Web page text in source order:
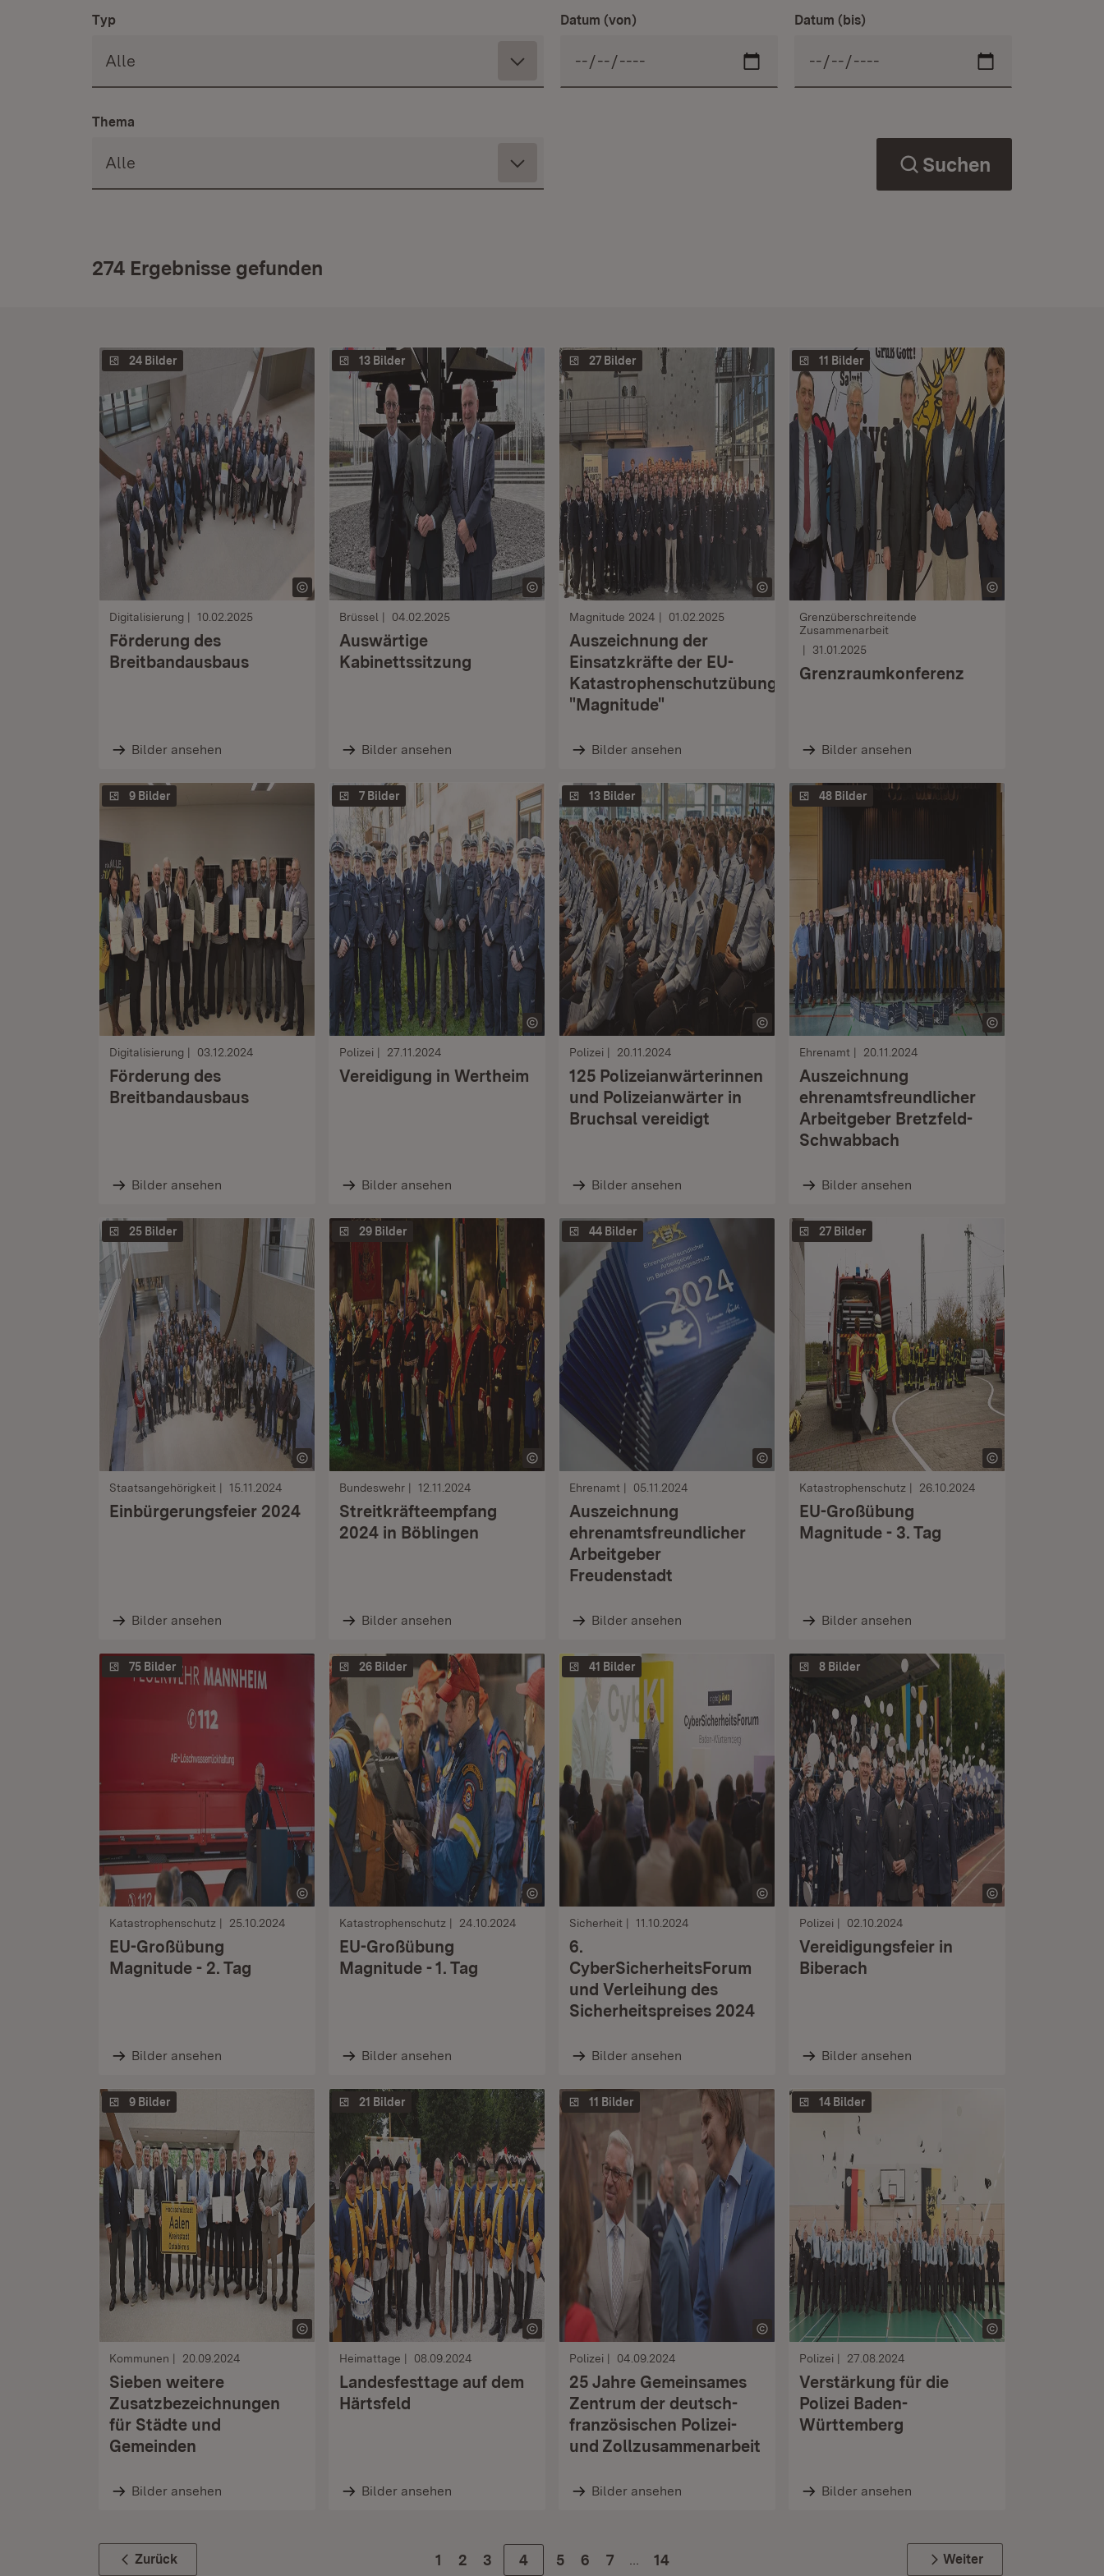
Typ Datum (von) Datum (bis)
Thema
Suchen
274 Ergebnisse gefunden
24 Bilder
Digitalisierung 10.02.2025
Förderung des
Breitbandausbaus
Bilder ansehen
13 Bilder
Brüssel 04.02.2025
Auswärtige
Kabinettssitzung
Bilder ansehen
27 Bilder
Magnitude 2024 01.02.2025
Auszeichnung der
Einsatzkräfte der EU-
Katastrophenschutzübung
"Magnitude"
Bilder ansehen
11 Bilder
Grenzüberschreitende
Zusammenarbeit
31.01.2025
Grenzraumkonferenz
Bilder ansehen
9 Bilder
Digitalisierung 03.12.2024
Förderung des
Breitbandausbaus
Bilder ansehen
7 Bilder
Polizei 27.11.2024
Vereidigung in Wertheim
Bilder ansehen
13 Bilder
Polizei 20.11.2024
125 Polizeianwärterinnen
und Polizeianwärter in
Bruchsal vereidigt
Bilder ansehen
48 Bilder
Ehrenamt 20.11.2024
Auszeichnung
ehrenamtsfreundlicher
Arbeitgeber Bretzfeld-
Schwabbach
Bilder ansehen
25 Bilder
Staatsangehörigkeit 15.11.2024
Einbürgerungsfeier 2024
Bilder ansehen
29 Bilder
Bundeswehr 12.11.2024
Streitkräfteempfang
2024 in Böblingen
Bilder ansehen
44 Bilder
Ehrenamt 05.11.2024
Auszeichnung
ehrenamtsfreundlicher
Arbeitgeber
Freudenstadt
Bilder ansehen
27 Bilder
Katastrophenschutz 26.10.2024
EU-Großübung
Magnitude - 3. Tag
Bilder ansehen
75 Bilder
Katastrophenschutz 25.10.2024
EU-Großübung
Magnitude - 2. Tag
Bilder ansehen
26 Bilder
Katastrophenschutz 24.10.2024
EU-Großübung
Magnitude - 1. Tag
Bilder ansehen
41 Bilder
Sicherheit 11.10.2024
6.
CyberSicherheitsForum
und Verleihung des
Sicherheitspreises 2024
Bilder ansehen
8 Bilder
Polizei 02.10.2024
Vereidigungsfeier in
Biberach
Bilder ansehen
9 Bilder
Kommunen 20.09.2024
Sieben weitere
Zusatzbezeichnungen
für Städte und
Gemeinden
Bilder ansehen
21 Bilder
Heimattage 08.09.2024
Landesfesttage auf dem
Härtsfeld
Bilder ansehen
11 Bilder
Polizei 04.09.2024
25 Jahre Gemeinsames
Zentrum der deutsch-
französischen Polizei-
und Zollzusammenarbeit
Bilder ansehen
14 Bilder
Polizei 27.08.2024
Verstärkung für die
Polizei Baden-
Württemberg
Bilder ansehen
Zurück Zur Seite
1 Zur Seite
2 Zur Seite
3 Zur Seite
4 Zur Seite
5 Zur Seite
6 Zur Seite
7 14 Weiter